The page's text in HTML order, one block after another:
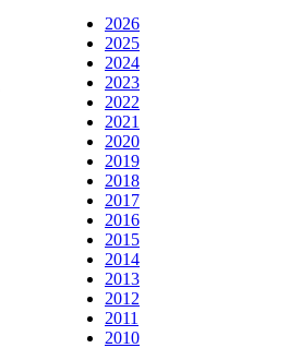
2026
2025
2024
2023
2022
2021
2020
2019
2018
2017
2016
2015
2014
2013
2012
2011
2010